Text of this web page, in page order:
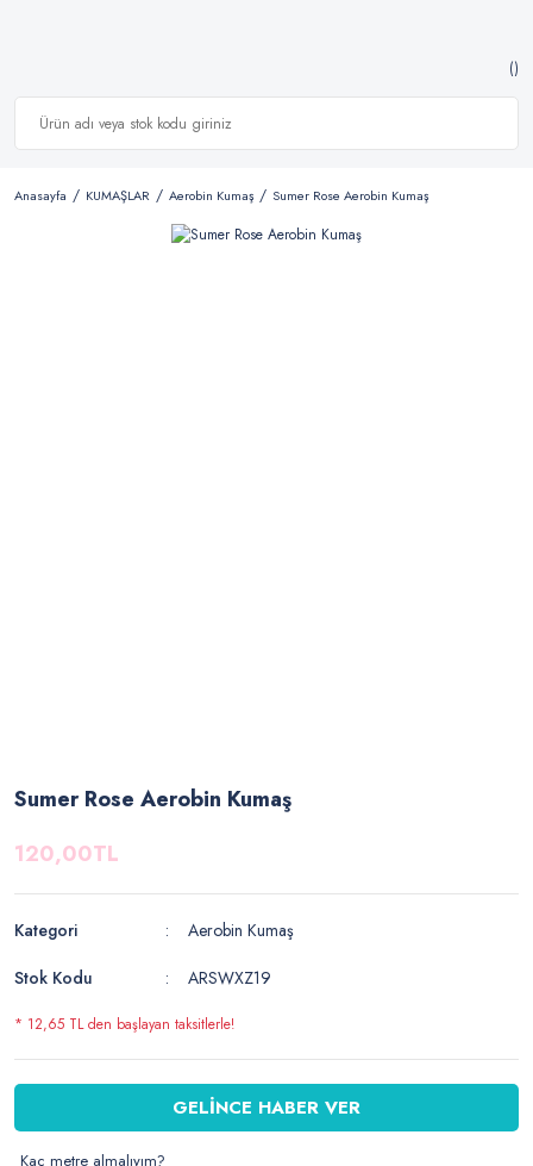
Anasayfa KUMAŞLAR Aerobin Kumaş Sumer Rose Aerobin Kumaş
Sumer Rose Aerobin Kumaş
120,00TL
Kategori
Aerobin Kumaş
Stok Kodu
ARSWXZ19
* 12,65 TL den başlayan taksitlerle!
GELİNCE HABER VER
Kaç metre almalıyım?